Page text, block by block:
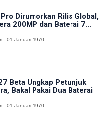
Dirumorkan Rilis Global,
200MP dan Baterai 7...
- 01 Januari 1970
Beta Ungkap Petunjuk
Bakal Pakai Dua Baterai
- 01 Januari 1970